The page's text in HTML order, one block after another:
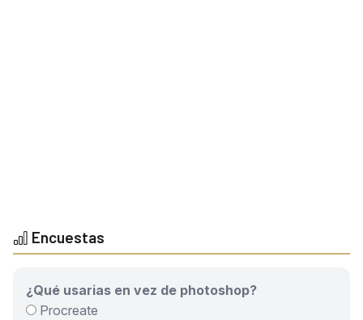
Encuestas
¿Qué usarias en vez de photoshop?
Procreate